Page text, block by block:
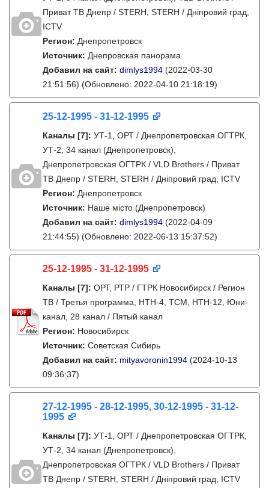
Приват ТВ Днепр / STERH, STERH / Дніпровий град,
ICTV
Регион: Днепропетровск
Источник: Днепровская панорама
Добавил на сайт: dimlys1994 (2022-03-30
21:51:56) (Обновлено: 2022-04-10 21:18:19)
25-12-1995 - 31-12-1995
Каналы [7]: УТ-1, ОРТ / Днепропетровская ОГТРК,
УТ-2, 34 канал (Днепропетровск),
Днепропетровская ОГТРК / VLD Brothers / Приват
ТВ Днепр / STERH, STERH / Дніпровий град, ICTV
Регион: Днепропетровск
Источник: Наше місто (Днепропетровск)
Добавил на сайт: dimlys1994 (2022-04-09
21:44:55) (Обновлено: 2022-06-13 15:37:52)
25-12-1995 - 31-12-1995
Каналы [7]: ОРТ, РТР / ГТРК Новосибирск / Регион
ТВ / Третья программа, НТН-4, ТСМ, НТН-12, Юни-
канал, 28 канал / Пятый канал
Регион: Новосибирск
Источник: Советская Сибирь
Добавил на сайт: mityavoronin1994 (2024-10-13
09:36:37)
27-12-1995 - 28-12-1995, 30-12-1995 - 31-12-
1995
Каналы [7]: УТ-1, ОРТ / Днепропетровская ОГТРК,
УТ-2, 34 канал (Днепропетровск),
Днепропетровская ОГТРК / VLD Brothers / Приват
ТВ Днепр / STERH, STERH / Дніпровий град, ICTV